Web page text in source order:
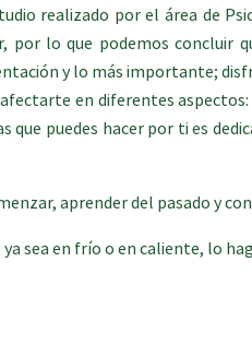
realizado por el área de
por lo que podemos concluir
y lo más importante;
en diferentes
que puedes hacer por ti es
aprender del pasado y
sea en frío o en caliente, lo